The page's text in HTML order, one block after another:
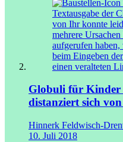
Globuli für Kinder
distanziert sich
Hinnerk Feldwisch-
10. Juli 2018